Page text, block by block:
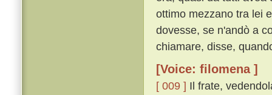
ottimo mezzano tra lei
dovesse, se n'andò a
chiamare, disse,
[Voice: filomena ]
[ 009 ] Il frate,